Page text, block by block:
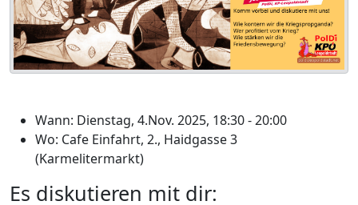
Wann: Dienstag, 4.Nov. 2025, 18:30 - 20:00
Wo: Cafe Einfahrt, 2., Haidgasse 3
(Karmelitermarkt)
Es diskutieren mit dir: